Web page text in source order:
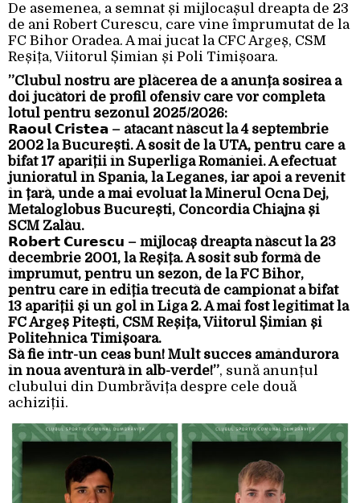
De asemenea, a semnat și mijlocașul dreapta de 23
de ani Robert Curescu, care vine împrumutat de la
FC Bihor Oradea. A mai jucat la CFC Argeș, CSM
Reșița, Viitorul Șimian și Poli Timișoara.
”Clubul nostru are plăcerea de a anunța sosirea a
doi jucători de profil ofensiv care vor completa
lotul pentru sezonul 2025/2026:
𝗥𝗮𝗼𝘂𝗹 𝗖𝗿𝗶𝘀𝘁𝗲𝗮 – atacant născut la 4 septembrie
2002 la București. A sosit de la UTA, pentru care a
bifat 17 apariții în Superliga României. A efectuat
junioratul în Spania, la Leganes, iar apoi a revenit
în țară, unde a mai evoluat la Minerul Ocna Dej,
Metaloglobus București, Concordia Chiajna și
SCM Zalău.
𝗥𝗼𝗯𝗲𝗿𝘁 𝗖𝘂𝗿𝗲𝘀𝗰𝘂 – mijlocaș dreapta născut la 23
decembrie 2001, la Reșița. A sosit sub formă de
împrumut, pentru un sezon, de la FC Bihor,
pentru care în ediția trecută de campionat a bifat
13 apariții și un gol în Liga 2. A mai fost legitimat la
FC Argeș Pitești, CSM Reșița, Viitorul Șimian și
Politehnica Timișoara.
Să fie într-un ceas bun! Mult succes amândurora
în noua aventură în alb-verde!”, sună anunțul
clubului din Dumbrăvița despre cele două
achiziții.